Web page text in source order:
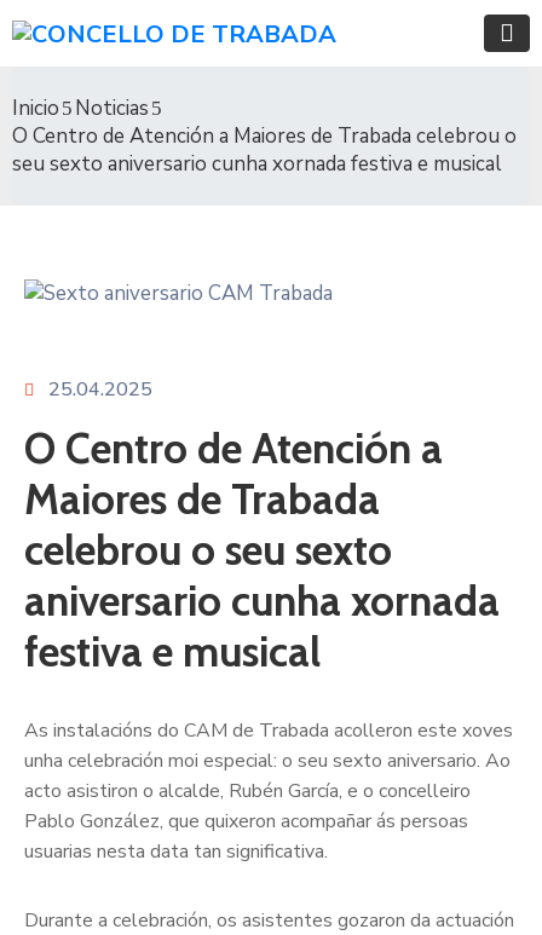
Inicio
Noticias
O Centro de Atención a Maiores de Trabada celebrou o
seu sexto aniversario cunha xornada festiva e musical
25.04.2025
O Centro de Atención a
Maiores de Trabada
celebrou o seu sexto
aniversario cunha xornada
festiva e musical
As instalacións do CAM de Trabada acolleron este xoves
unha celebración moi especial: o seu sexto aniversario. Ao
acto asistiron o alcalde, Rubén García, e o concelleiro
Pablo González, que quixeron acompañar ás persoas
usuarias nesta data tan significativa.
Durante a celebración, os asistentes gozaron da actuación